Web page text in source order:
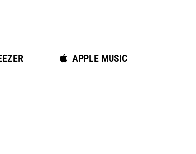
APPLE MUSIC